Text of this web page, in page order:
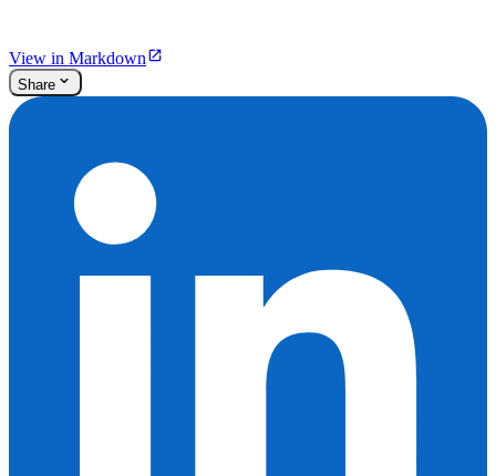
View in Markdown
Share